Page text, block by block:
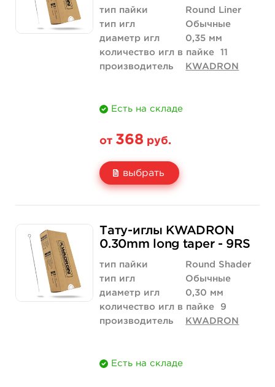
тип пайки
Round Liner
тип игл
Обычные
диаметр игл
0,35 мм
количество игл в пайке
11
производитель
KWADRON
Есть на складе
от 368 руб.
выбрать
Цена
Количество
368 руб.
купить
536 руб.
купить
Тату-иглы KWADRON
0.30mm long taper - 9RS
тип пайки
Round Shader
тип игл
Обычные
диаметр игл
0,30 мм
количество игл в пайке
9
производитель
KWADRON
Есть на складе